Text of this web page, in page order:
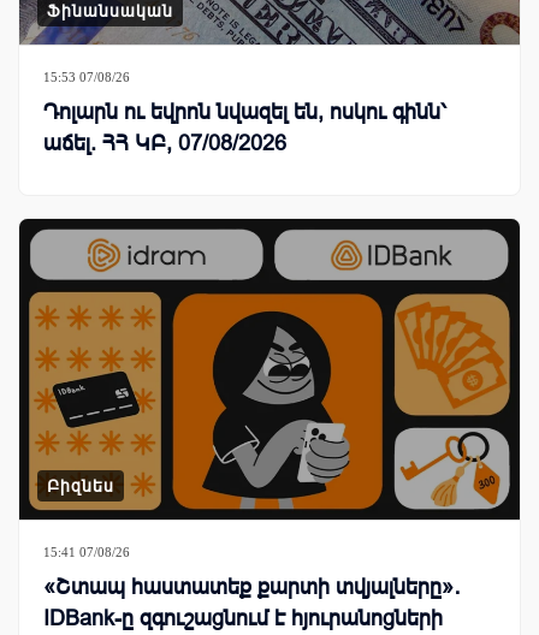
Ֆինանսական
15:53 07/08/26
Դոլարն ու եվրոն նվազել են, ոսկու գինն՝
աճել. ՀՀ ԿԲ, 07/08/2026
Բիզնես
15:41 07/08/26
«Շտապ հաստատեք քարտի տվյալները»․
IDBank-ը զգուշացնում է հյուրանոցների